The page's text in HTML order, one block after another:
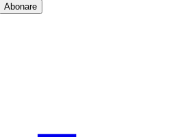
Abonare